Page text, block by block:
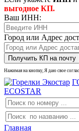
выгодное КП.
Ваш ИНН:
Город или Адрес
Получить КП на почту
Нажимая на кнопку, Я даю свое
ECOSTAR
Главная